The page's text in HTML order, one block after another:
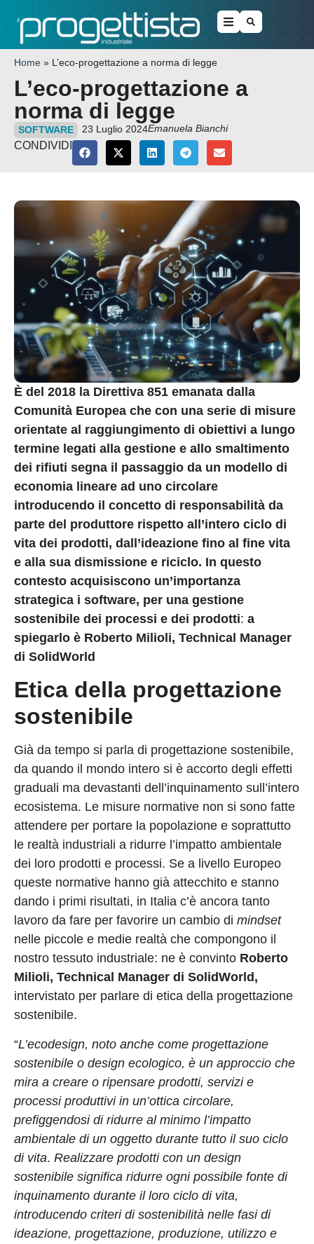
Home » L’eco-progettazione a norma di legge
L’eco-progettazione a
norma di legge
SOFTWARE 23 Luglio 2024Emanuela Bianchi
CONDIVIDI
È del 2018 la Direttiva 851 emanata dalla
Comunità Europea che con una serie di misure
orientate al raggiungimento di obiettivi a lungo
termine legati alla gestione e allo smaltimento
dei rifiuti segna il passaggio da un modello di
economia lineare ad uno circolare
introducendo il concetto di responsabilità da
parte del produttore rispetto all’intero ciclo di
vita dei prodotti, dall’ideazione fino al fine vita
e alla sua dismissione e riciclo. In questo
contesto acquisiscono un’importanza
strategica i software, per una gestione
sostenibile dei processi e dei prodotti: a
spiegarlo è Roberto Milioli, Technical Manager
di SolidWorld
Etica della progettazione
sostenibile
Già da tempo si parla di progettazione sostenibile,
da quando il mondo intero si è accorto degli effetti
graduali ma devastanti dell’inquinamento sull’intero
ecosistema. Le misure normative non si sono fatte
attendere per portare la popolazione e soprattutto
le realtà industriali a ridurre l’impatto ambientale
dei loro prodotti e processi. Se a livello Europeo
queste normative hanno già attecchito e stanno
dando i primi risultati, in Italia c’è ancora tanto
lavoro da fare per favorire un cambio di mindset
nelle piccole e medie realtà che compongono il
nostro tessuto industriale: ne è convinto Roberto
Milioli, Technical Manager di SolidWorld,
intervistato per parlare di etica della progettazione
sostenibile.
“L’ecodesign, noto anche come progettazione
sostenibile o design ecologico, è un approccio che
mira a creare o ripensare prodotti, servizi e
processi produttivi in un’ottica circolare,
prefiggendosi di ridurre al minimo l’impatto
ambientale di un oggetto durante tutto il suo ciclo
di vita. Realizzare prodotti con un design
sostenibile significa ridurre ogni possibile fonte di
inquinamento durante il loro ciclo di vita,
introducendo criteri di sostenibilità nelle fasi di
ideazione, progettazione, produzione, utilizzo e